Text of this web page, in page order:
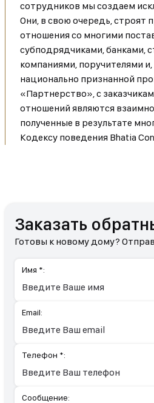
сотрудников мы создаем
Они, в свою очередь, строят
отношения со многими
субподрядчиками, банками,
компаниями, поручителями и,
национально признанной
«Партнерство», с
отношений являются
полученные в результате
Кодексу поведения Bhatia
Заказать
Готовы к новому дому?
Имя *:
Email:
Телефон *:
Сообщение: